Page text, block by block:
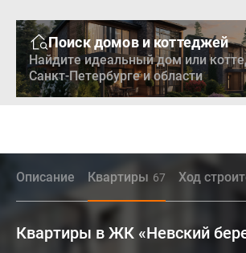
Поиск домов и коттеджей
Найдите идеальный дом или
Санкт-Петербурге и области
Описание Квартиры 67 Ход
Квартиры в ЖК «Невский